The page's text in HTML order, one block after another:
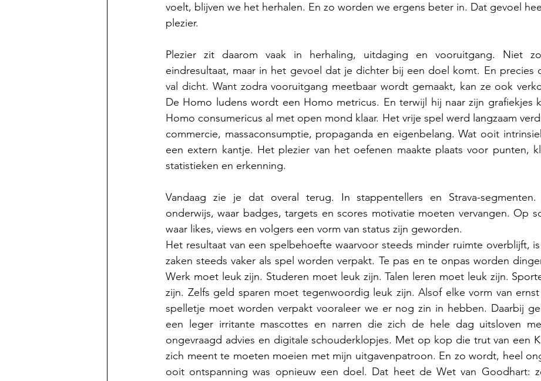
voelt, blijven we het herhalen. En zo worden we ergens beter in. Dat gevoel
plezier.
Plezier zit daarom vaak in herhaling, uitdaging en vooruitgang. Niet
eindresultaat, maar in het gevoel dat je dichter bij een doel komt. En precies
val dicht. Want zodra vooruitgang meetbaar wordt gemaakt, kan ze ook
De Homo ludens wordt een Homo metricus. En terwijl hij naar zijn grafiekjes
Homo consumericus al met open mond klaar. Het vrije spel werd langzaam
commercie, massaconsumptie, propaganda en eigenbelang. Wat ooit
een extern kantje. Het plezier van het oefenen maakte plaats voor punten,
statistieken en erkenning.
Vandaag zie je dat overal terug. In stappentellers en Strava-
onderwijs, waar badges, targets en scores motivatie moeten vervangen. Op
waar likes, views en volgers een vorm van status zijn geworden.
Het resultaat van een spelbehoefte waarvoor steeds minder ruimte overblijft,
zaken steeds vaker als spel worden verpakt. Te pas en te onpas worden
Werk moet leuk zijn. Studeren moet leuk zijn. Talen leren moet leuk zijn.
zijn. Zelfs geld sparen moet tegenwoordig leuk zijn. Alsof elke vorm van
spelletje moet worden verpakt vooraleer we er nog zin in hebben. Daarbij
een leger irritante mascottes en narren die zich de hele dag uitsloven
ongevraagd advies en digitale schouderklopjes. Met op kop die trut van een
zich meent te moeten moeien met mijn uitgavenpatroon. En zo wordt, heel
ooit ontspanning was opnieuw een doel. Dat heet de Wet van Goodhart: